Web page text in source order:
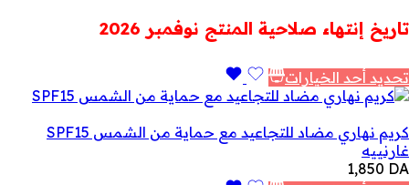
هو:
4,750 DA.
هو:
2,500 DA.
تاريخ إنتهاء صلاحية المنتج نوفمبر 2026
تحديد أحد الخيارات
كريم نهاري مضاد للتجاعيد مع حماية من الشمس SPF15
غارنييه
1,850 DA